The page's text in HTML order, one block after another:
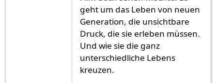
geht um das Leben von neuen
Generation, die unsichtbare
Druck, die sie erleben müssen.
Und wie sie die ganz
unterschiedliche Lebens
kreuzen.